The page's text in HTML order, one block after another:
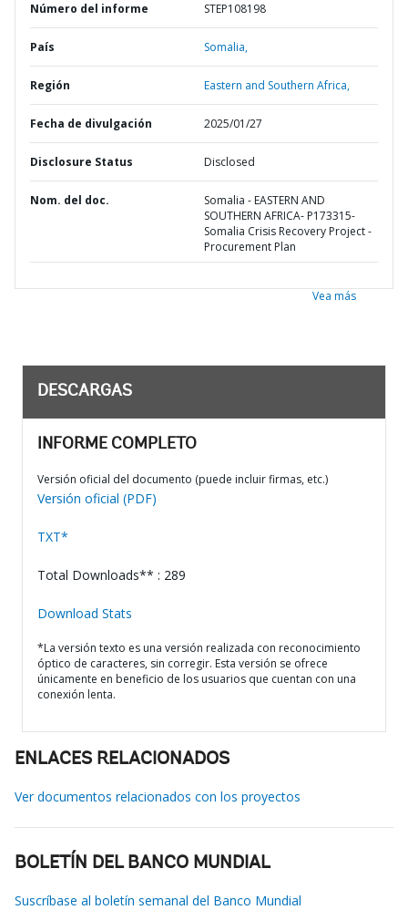
Número del informe STEP108198
País Somalia,
Región Eastern and Southern Africa,
Fecha de divulgación 2025/01/27
Disclosure Status Disclosed
Nom. del doc.
Somalia - EASTERN AND
SOUTHERN AFRICA- P173315-
Somalia Crisis Recovery Project -
Procurement Plan
Vea más
DESCARGAS
INFORME COMPLETO
Versión oficial del documento (puede incluir firmas, etc.)
Versión oficial (PDF)
TXT*
Total Downloads** : 289
Download Stats
*La versión texto es una versión realizada con reconocimiento
óptico de caracteres, sin corregir. Esta versión se ofrece
únicamente en beneficio de los usuarios que cuentan con una
conexión lenta.
ENLACES RELACIONADOS
Ver documentos relacionados con los proyectos
BOLETÍN DEL BANCO MUNDIAL
Suscríbase al boletín semanal del Banco Mundial